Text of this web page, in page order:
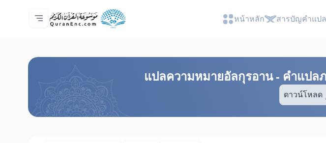
หน้าหลัก
สารบัญ​คำแปล
Audio
บริการสำหรับนักพัฒนา - API
เกี่ยวกับโครงการ
ติดต่อเรา
ภาษา หน้าหลัก สารบัญ​คำแป
แปล​ความหมาย​อัลกุรอาน​ - คำแปล
ดาวน์โหลด